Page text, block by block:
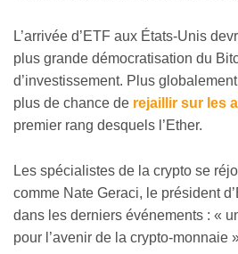
L’arrivée d’ETF aux États-Unis
plus grande démocratisation du
d’investissement. Plus
plus de chance de rejaillir sur les
premier rang desquels l’Ether.
Les spécialistes de la crypto se
comme Nate Geraci, le président
dans les derniers événements : «
pour l’avenir de la crypto-monnaie